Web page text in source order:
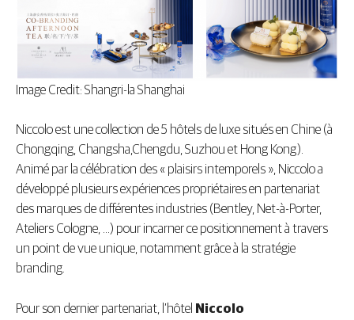
Image Credit: Shangri-la Shanghai
Niccolo est une collection de 5 hôtels de luxe situés en Chine (à
Chongqing, Changsha,Chengdu, Suzhou et Hong Kong).
Animé par la célébration des « plaisirs intemporels », Niccolo a
développé plusieurs expériences propriétaires en partenariat
des marques de différentes industries (Bentley, Net-à-Porter,
Ateliers Cologne, …) pour incarner ce positionnement à travers
un point de vue unique, notamment grâce à la stratégie
branding.
Pour son dernier partenariat, l’hôtel Niccolo